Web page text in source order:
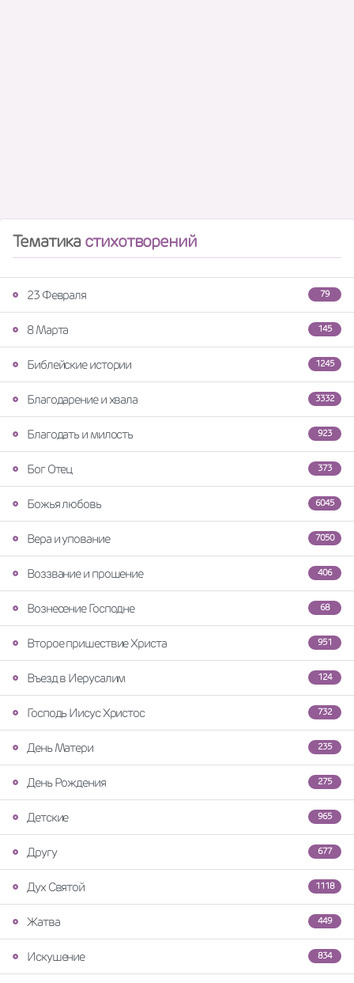
Тематикастихотворений
79
23 Февраля
145
8 Марта
1245
Библейские истории
3332
Благодарение и хвала
923
Благодать и милость
373
Бог Отец
6045
Божья любовь
7050
Вера и упование
406
Воззвание и прошение
68
Вознесение Господне
951
Второе пришествие Христа
124
Въезд в Иерусалим
732
Господь Иисус Христос
235
День Матери
275
День Рождения
965
Детские
677
Другу
1118
Дух Святой
449
Жатва
834
Искушение